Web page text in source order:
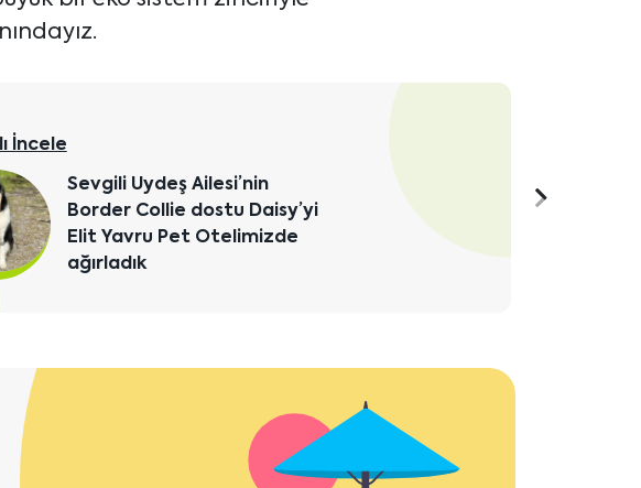
İncele
Sevgili Uydeş Ailesi’nin
Border Collie dostu Daisy’yi
Elit Yavru Pet Otelimizde
ağırladık